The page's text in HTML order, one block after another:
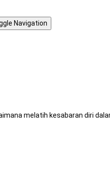
Navigation
melatih kesabaran diri